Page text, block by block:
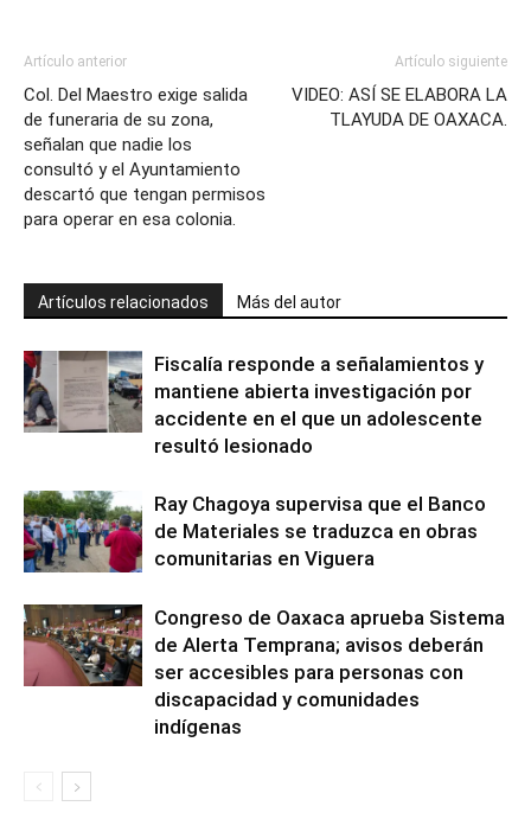
Artículo anterior
Col. Del Maestro exige salida
de funeraria de su zona,
señalan que nadie los
consultó y el Ayuntamiento
descartó que tengan permisos
para operar en esa colonia.
Artículo siguiente
VIDEO: ASÍ SE ELABORA LA
TLAYUDA DE OAXACA.
Artículos relacionados Más del autor
Fiscalía responde a señalamientos y
mantiene abierta investigación por
accidente en el que un adolescente
resultó lesionado
Ray Chagoya supervisa que el Banco
de Materiales se traduzca en obras
comunitarias en Viguera
Congreso de Oaxaca aprueba Sistema
de Alerta Temprana; avisos deberán
ser accesibles para personas con
discapacidad y comunidades
indígenas